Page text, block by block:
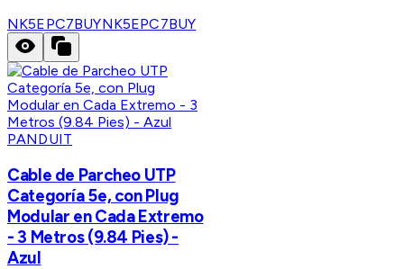
NK5EPC7BUYNK5EPC7BUY
PANDUIT
Cable de Parcheo UTP
Categoría 5e, con Plug
Modular en Cada Extremo
- 3 Metros (9.84 Pies) -
Azul